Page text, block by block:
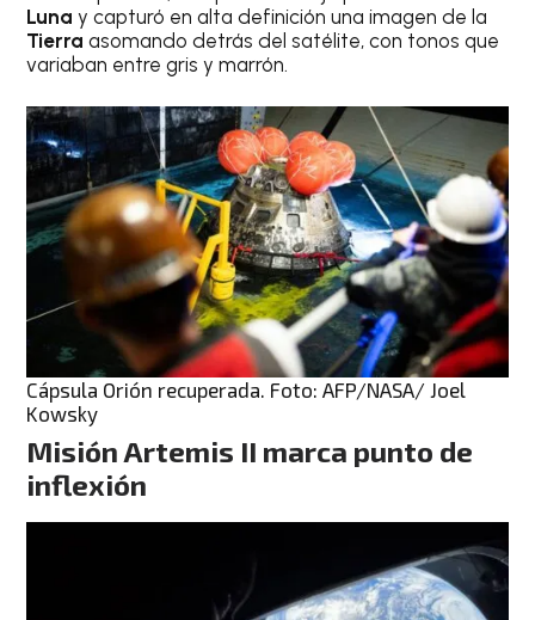
Luna y capturó en alta definición una imagen de la
Tierra asomando detrás del satélite, con tonos que
variaban entre gris y marrón.
Cápsula Orión recuperada. Foto: AFP/NASA/ Joel
Kowsky
Misión Artemis II marca punto de
inflexión